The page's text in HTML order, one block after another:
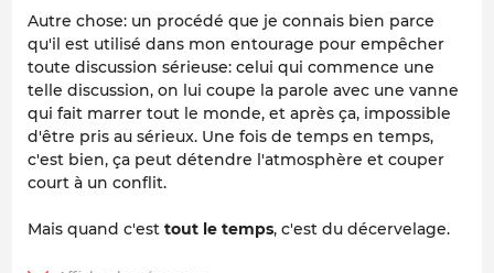
Autre chose: un procédé que je connais bien parce
qu'il est utilisé dans mon entourage pour empêcher
toute discussion sérieuse: celui qui commence une
telle discussion, on lui coupe la parole avec une vanne
qui fait marrer tout le monde, et après ça, impossible
d'être pris au sérieux. Une fois de temps en temps,
c'est bien, ça peut détendre l'atmosphère et couper
court à un conflit.
Mais quand c'est tout le temps, c'est du décervelage.